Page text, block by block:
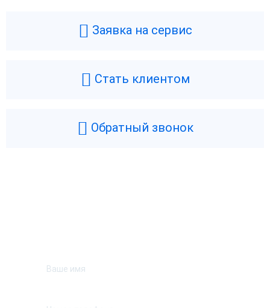
Заявка на сервис
Стать клиентом
Обратный звонок